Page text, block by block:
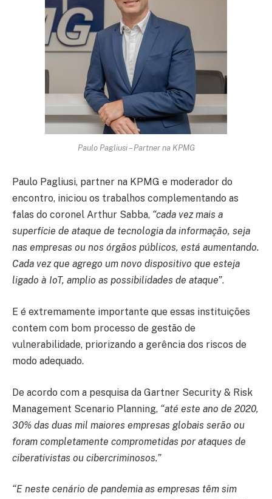
Paulo Pagliusi – Partner na KPMG
Paulo Pagliusi, partner na KPMG e moderador do
encontro, iniciou os trabalhos complementando as
falas do coronel Arthur Sabba, “cada vez mais a
superfície de ataque de tecnologia da informação, seja
nas empresas ou nos órgãos públicos, está aumentando.
Cada vez que agrego um novo dispositivo que esteja
ligado à IoT, amplio as possibilidades de ataque”.
E é extremamente importante que essas instituições
contem com bom processo de gestão de
vulnerabilidade, priorizando a gerência dos riscos de
modo adequado.
De acordo com a pesquisa da Gartner Security & Risk
Management Scenario Planning, “até este ano de 2020,
30% das duas mil maiores empresas globais serão ou
foram completamente comprometidas por ataques de
ciberativistas ou cibercriminosos.”
“E neste cenário de pandemia as empresas têm sim